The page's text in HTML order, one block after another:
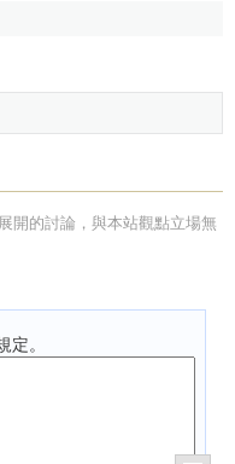
開的討論，與本站觀點立場無
定。